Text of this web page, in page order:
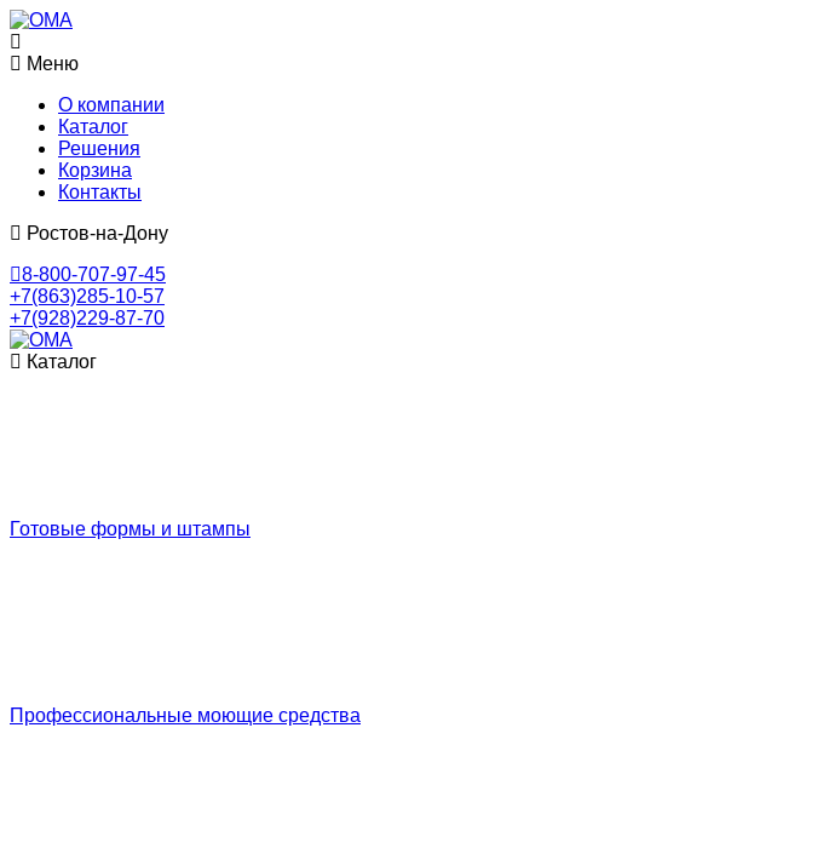
Меню
О компании
Каталог
Решения
Корзина
Контакты
Ростов-на-Дону
8-800-707-97-45
+7(863)285-10-57
+7(928)229-87-70
Каталог
Готовые формы и штампы
Профессиональные моющие средства